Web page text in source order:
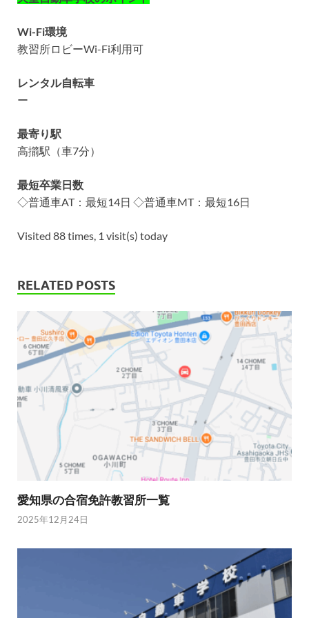
Wi-Fi環境
教習所ロビーWi-Fi利用可
レンタル自転車
ー
最寄り駅
高擶駅（車7分）
最短卒業日数
◇普通車AT：最短14日 ◇普通車MT：最短16日
Visited 88 times, 1 visit(s) today
RELATED POSTS
愛知県の合宿免許教習所一覧
2025年12月24日